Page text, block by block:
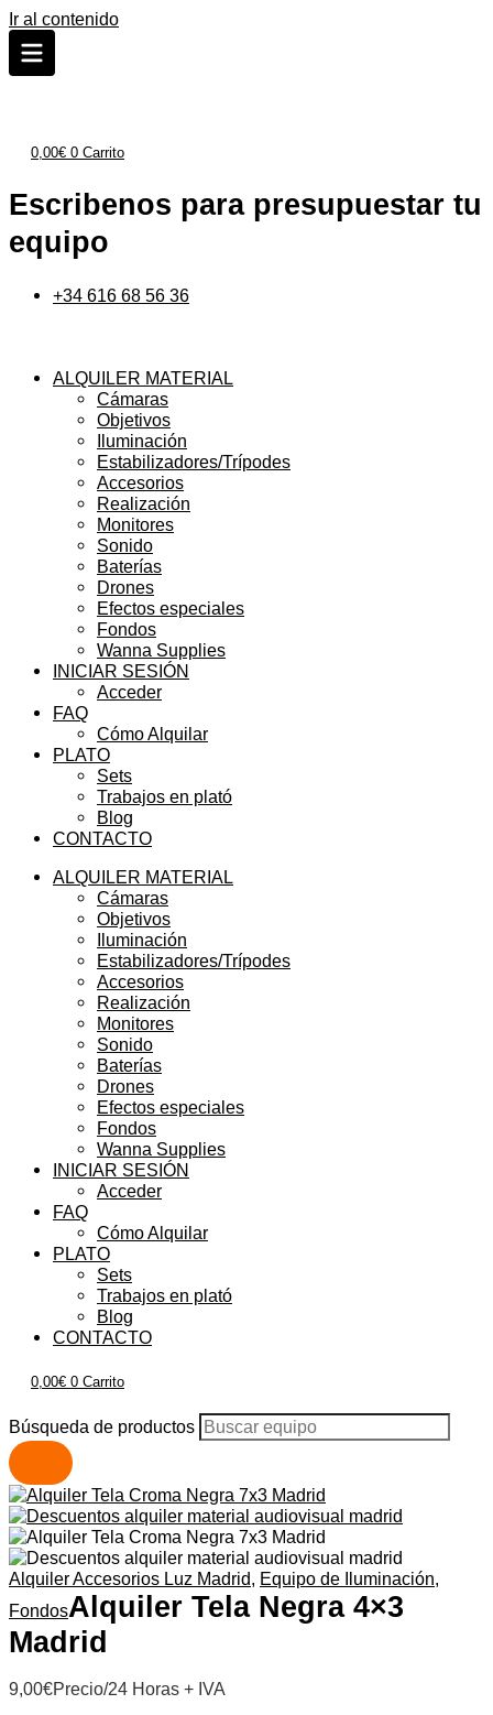
Ir al contenido
0,00€ 0 Carrito
Escribenos para presupuestar tu
equipo
+34 616 68 56 36
ALQUILER MATERIAL
Cámaras
Objetivos
Iluminación
Estabilizadores/Trípodes
Accesorios
Realización
Monitores
Sonido
Baterías
Drones
Efectos especiales
Fondos
Wanna Supplies
INICIAR SESIÓN
Acceder
FAQ
Cómo Alquilar
PLATO
Sets
Trabajos en plató
Blog
CONTACTO
ALQUILER MATERIAL
Cámaras
Objetivos
Iluminación
Estabilizadores/Trípodes
Accesorios
Realización
Monitores
Sonido
Baterías
Drones
Efectos especiales
Fondos
Wanna Supplies
INICIAR SESIÓN
Acceder
FAQ
Cómo Alquilar
PLATO
Sets
Trabajos en plató
Blog
CONTACTO
0,00€ 0 Carrito
Búsqueda de productos
Alquiler Accesorios Luz Madrid, Equipo de Iluminación,
FondosAlquiler Tela Negra 4×3
Madrid
9,00€Precio/24 Horas + IVA